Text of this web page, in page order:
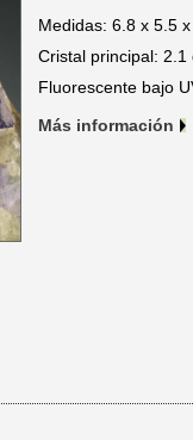
Medidas: 6.8 x 5.5 x
Cristal principal: 2.1
Fluorescente bajo
Más información